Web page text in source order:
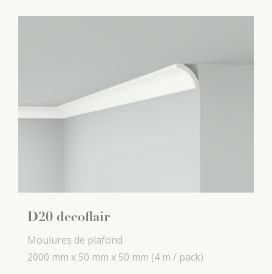
D20 decoflair
Moulures de plafond
2000 mm x 50 mm x 50 mm (4 m / pack)